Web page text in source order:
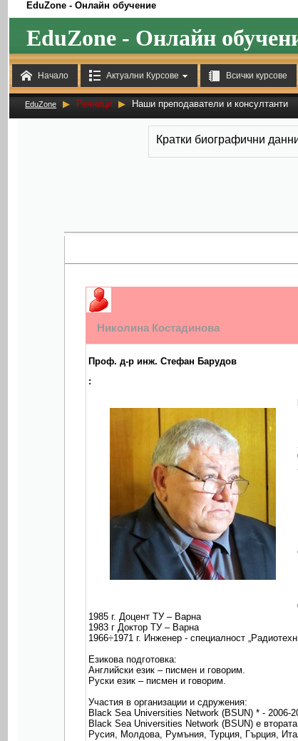
 Начало  Актуални Курсове  Всички курсове
EduZone - Онлайн обучение
EduZone - Онлайн
EduZone ▶ Речници ▶ Наши преподаватели и консултанти
Кратки биографични
Николина Костадинова
Проф. д-р инж. Стефан Барудов
:
1985 г. Доцент ТУ – Варна
1983 г Доктор ТУ – Варна
1966÷1971 г. Инженер - специалност
Езикова подготовка:
Английски език – писмен и говорим.
Руски език – писмен и говорим.
Участия в организации и сдружения:
Black Sea Universities Network (BSUN) * - 2006-
Black Sea Universities Network (BSUN) е
Русия, Молдова, Румъния, Турция, Гърция,